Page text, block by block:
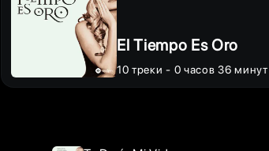
El Tiempo Es Oro
10 треки - 0 часов 36